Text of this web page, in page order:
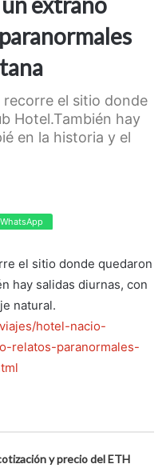
el sitio donde
Hotel.También hay
en la historia y el
el sitio donde quedaron
hay salidas diurnas, con
natural.
hotel-nacio-
relatos-paranormales-
y precio del ETH